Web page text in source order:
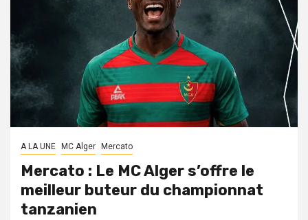
A LA UNE MC Alger Mercato
Mercato : Le MC Alger s’offre le
meilleur buteur du championnat
tanzanien